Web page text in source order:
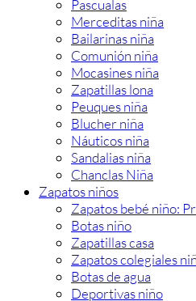
Pascualas
Merceditas niña
Bailarinas niña
Comunión niña
Mocasines niña
Zapatillas lona
Peuques niña
Blucher niña
Náuticos niña
Sandalias niña
Chanclas Niña
Zapatos niños
Zapatos bebé niño:
Botas niño
Zapatillas casa
Zapatos colegiales
Botas de agua
Deportivas niño